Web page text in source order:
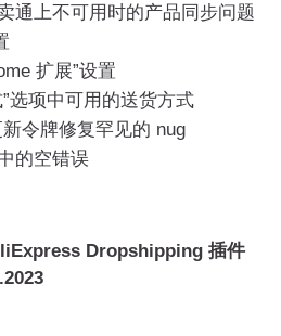
通上不可用时的产品同步问题
扩展”设置
选项中可用的送货方式
令牌修复罕见的 nug
的空错误
Dropshipping 插件